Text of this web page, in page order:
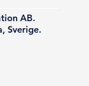
AB.
Sverige.